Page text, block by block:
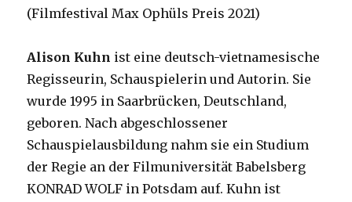
(Filmfestival Max Ophüls Preis 2021)
Alison Kuhn ist eine deutsch-vietnamesische
Regisseurin, Schauspielerin und Autorin. Sie
wurde 1995 in Saarbrücken, Deutschland,
geboren. Nach abgeschlossener
Schauspielausbildung nahm sie ein Studium
der Regie an der Filmuniversität Babelsberg
KONRAD WOLF in Potsdam auf. Kuhn ist